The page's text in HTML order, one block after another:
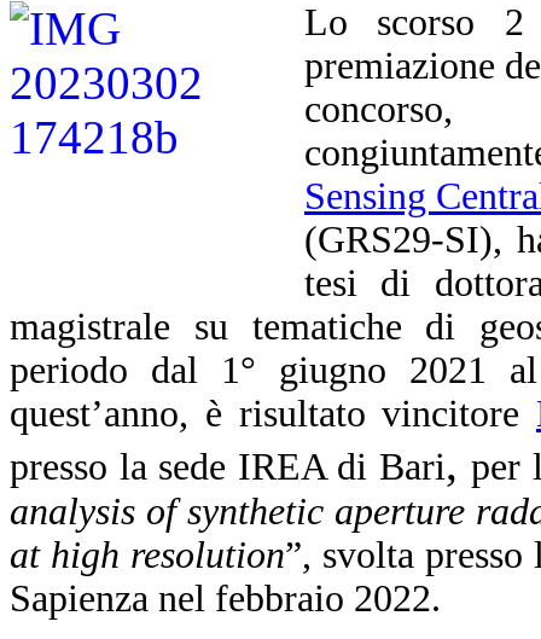
Lo scorso
premiazione
concorso,
Sensing
(GRS29-SI),
tesi di
magistrale su tematiche di
periodo dal 1° giugno 2021
quest’anno, è risultato vincitore
presso la sede IREA di Bari,per
analysis of synthetic aperture
at high resolution”, svolta presso
Sapienza nel febbraio 2022.